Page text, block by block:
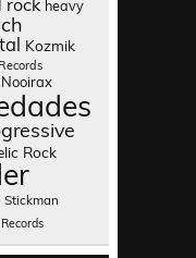
rock heavy
Kozmik
Nooirax
Rock
Stickman